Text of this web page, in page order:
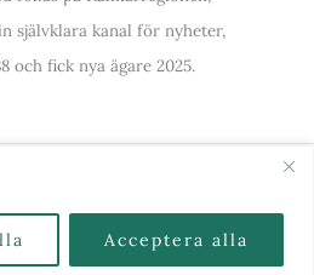
Acceptera alla
självklara kanal för nyheter,
och fick nya ägare 2025.
här